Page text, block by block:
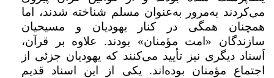
می‌کردند به‌مرور به‌عنوان مسلم شناخته شدند، اما
همچنان همگی در کنار یهودیان و مسیحیان
سازندگان «امت مؤمنان» بودند. علاوه بر قرآن،
اَسناد دیگری نیز تأیید می‌کنند که یهودیان جزئی از
اجتماع مؤمنان بوده‌اند. یکی از این اسناد قدیم